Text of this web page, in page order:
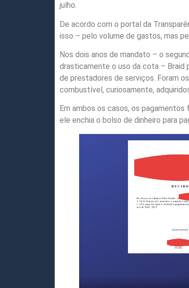
julho.
De acordo com o portal da
isso – pelo volume de gastos, mas
Nos dois anos de mandato – o
drasticamente o uso da cota – Braid
de prestadores de serviços. Foram
combustível, curiosamente,
Em ambos os casos, os pagamentos
ele enchia o bolso de dinheiro para